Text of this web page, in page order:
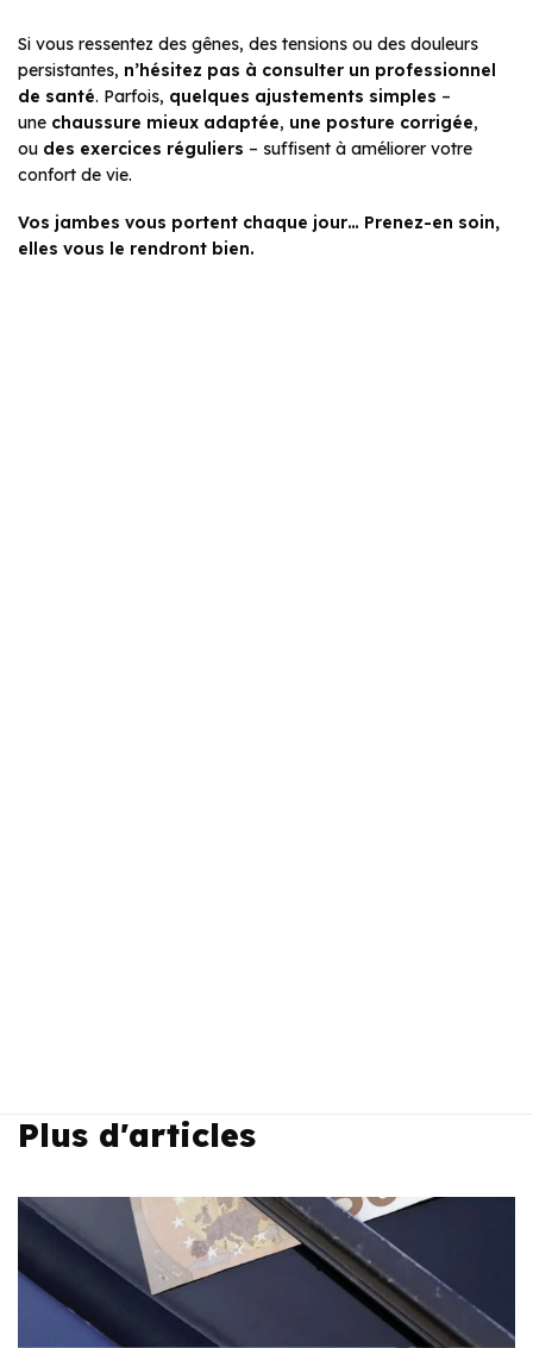
Si vous ressentez des gênes, des tensions ou des douleurs
persistantes, n’hésitez pas à consulter un professionnel
de santé. Parfois, quelques ajustements simples –
une chaussure mieux adaptée, une posture corrigée,
ou des exercices réguliers – suffisent à améliorer votre
confort de vie.
Vos jambes vous portent chaque jour… Prenez-en soin,
elles vous le rendront bien.
Plus d'articles